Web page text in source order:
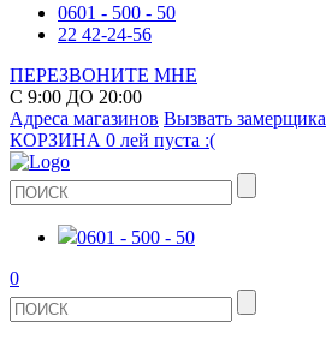
0601 - 500 - 50
22 42-24-56
ПЕРЕЗВОНИТЕ МНЕ
С 9:00 ДО 20:00
Адреса магазинов Вызвать замерщика
КОРЗИНА 0 лей пуста :(
0601 - 500 - 50
0